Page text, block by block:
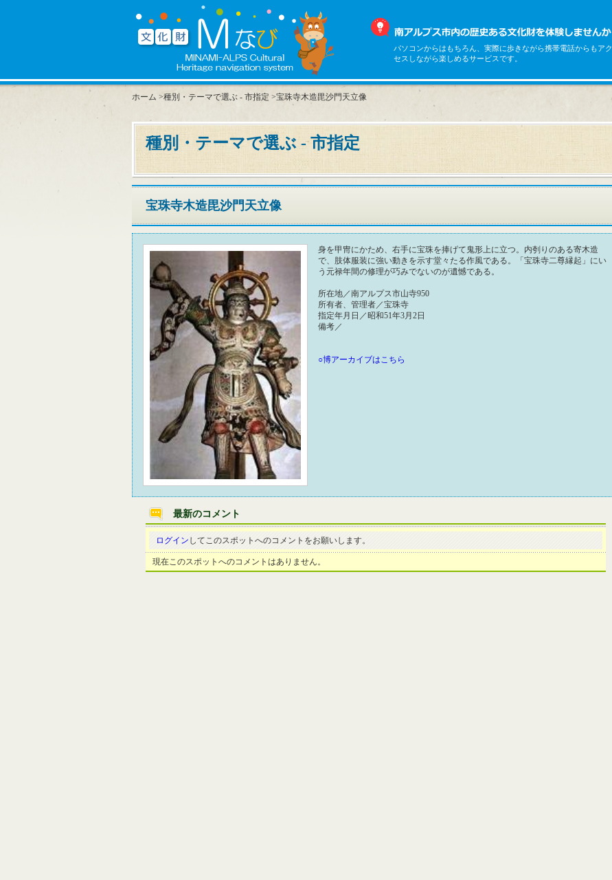
パソコンからはもちろん、実際に歩きながら携帯電話からもアク
セスしながら楽しめるサービスです。
ホーム >種別・テーマで選ぶ - 市指定 >宝珠寺木造毘沙門天立像
種別・テーマで選ぶ - 市指定
宝珠寺木造毘沙門天立像
身を甲冑にかため、右手に宝珠を捧げて鬼形上に立つ。内刳りのある寄木造
で、肢体服装に強い動きを示す堂々たる作風である。「宝珠寺二尊縁起」にい
う元禄年間の修理が巧みでないのが遺憾である。
所在地／南アルプス市山寺950
所有者、管理者／宝珠寺
指定年月日／昭和51年3月2日
備考／
○博アーカイブはこちら
最新のコメント
ログイン してこのスポットへのコメントをお願いします。
現在このスポットへのコメントはありません。